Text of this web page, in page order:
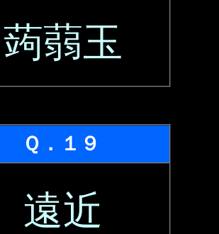
蒟蒻玉
Ｑ．１９
遠近